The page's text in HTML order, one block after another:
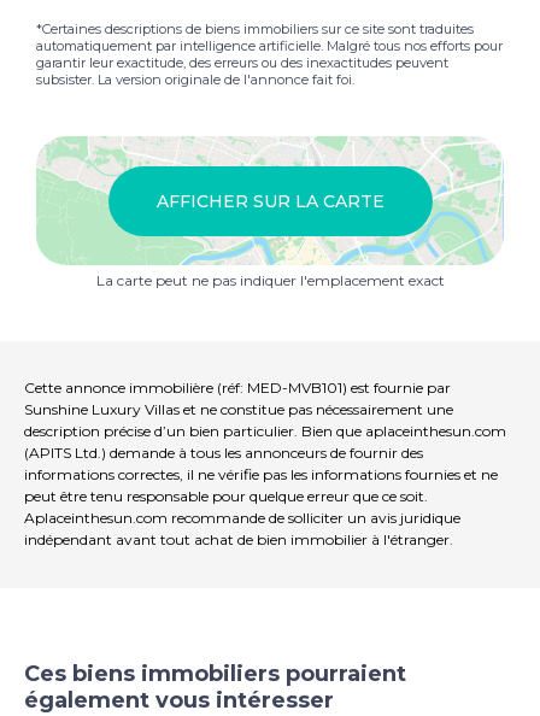
couvert privé, un Débarras privé et un accès à un
barbecue communparfait pour les rassemblements
dans un cadre serein.
*Certaines descriptions de biens immobiliers sur ce site sont traduites
automatiquement par intelligence artificielle. Malgré tous nos efforts pour
garantir leur exactitude, des erreurs ou des inexactitudes peuvent
subsister. La version originale de l'annonce fait foi.
AFFICHER SUR LA CARTE
La carte peut ne pas indiquer l'emplacement exact
Cette annonce immobilière (réf: MED-MVB101) est fournie par
Sunshine Luxury Villas et ne constitue pas nécessairement une
description précise d’un bien particulier. Bien que aplaceinthesun.com
(APITS Ltd.) demande à tous les annonceurs de fournir des
informations correctes, il ne vérifie pas les informations fournies et ne
peut être tenu responsable pour quelque erreur que ce soit.
Aplaceinthesun.com recommande de solliciter un avis juridique
indépendant avant tout achat de bien immobilier à l'étranger.
Ces biens immobiliers pourraient
également vous intéresser